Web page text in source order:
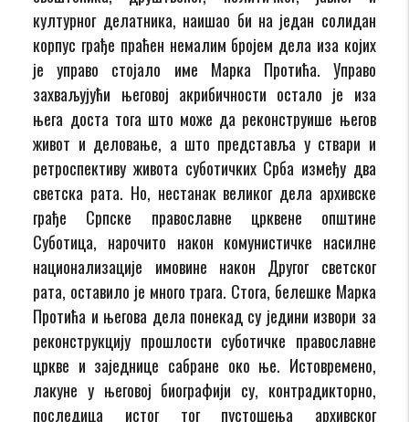
културног делатника, наишао би на један солидан
корпус грађе праћен немалим бројем дела иза којих
је управо стојало име Марка Протића. Управо
захваљујући његовој акрибичности остало је иза
њега доста тога што може да реконструише његов
живот и деловање, а што представља у ствари и
ретроспективу живота суботичких Срба између два
светска рата. Но, нестанак великог дела архивске
грађе Српске православне црквене општине
Суботица, нарочито након комунистичке насилне
национализације имовине након Другог светског
рата, оставило је много трага. Стога, белешке Марка
Протића и његова дела понекад су једини извори за
реконструкцију прошлости суботичке православне
цркве и заједнице сабране око ње. Истовремено,
лакуне у његовој биографији су, контрадикторно,
последица истог тог пустошења архивског